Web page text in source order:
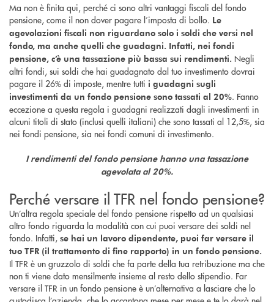
Ma non è finita qui, perché ci sono altri vantaggi fiscali del fondo
pensione, come il non dover pagare l’imposta di bollo. Le
agevolazioni fiscali non riguardano solo i soldi che versi nel
fondo, ma anche quelli che guadagni. Infatti, nei fondi
pensione, c’è una tassazione più bassa sui rendimenti. Negli
altri fondi, sui soldi che hai guadagnato dal tuo investimento dovrai
pagare il 26% di imposte, mentre tutti i guadagni sugli
investimenti da un fondo pensione sono tassati al 20%. Fanno
eccezione a questa regola i guadagni realizzati dagli investimenti in
alcuni titoli di stato (inclusi quelli italiani) che sono tassati al 12,5%, sia
nei fondi pensione, sia nei fondi comuni di investimento.
I rendimenti del fondo pensione hanno una tassazione
agevolata al 20%.
Perché versare il TFR nel fondo pensione?
Un’altra regola speciale del fondo pensione rispetto ad un qualsiasi
altro fondo riguarda la modalità con cui puoi versare dei soldi nel
fondo. Infatti, se hai un lavoro dipendente, puoi far versare il
tuo TFR (il trattamento di fine rapporto) in un fondo pensione.
Il TFR è un gruzzolo di soldi che fa parte della tua retribuzione ma che
non ti viene dato mensilmente insieme al resto dello stipendio. Far
versare il TFR in un fondo pensione è un’alternativa a lasciare che lo